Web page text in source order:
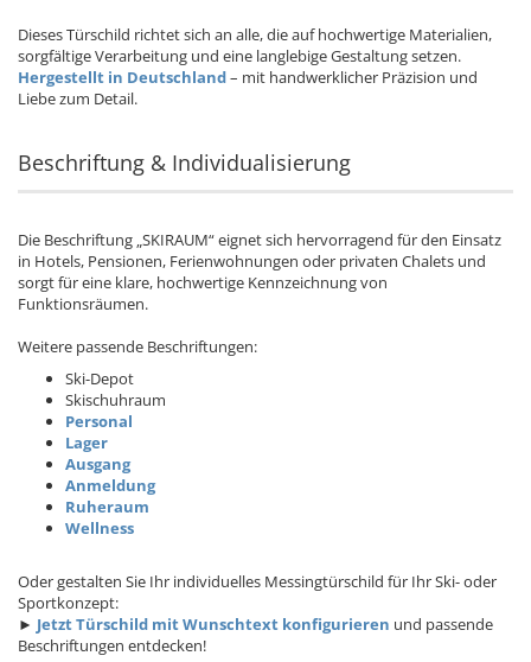
Dieses Türschild richtet sich an alle, die auf hochwertige Materialien,
sorgfältige Verarbeitung und eine langlebige Gestaltung setzen.
Hergestellt in Deutschland– mit handwerklicher Präzision und
Liebe zum Detail.
Beschriftung & Individualisierung
Die Beschriftung „SKIRAUM“ eignet sich hervorragend für den Einsatz
in Hotels, Pensionen, Ferienwohnungen oder privaten Chalets und
sorgt für eine klare, hochwertige Kennzeichnung von
Funktionsräumen.
Weitere passende Beschriftungen:
Ski-Depot
Skischuhraum
Personal
Lager
Ausgang
Anmeldung
Ruheraum
Wellness
Oder gestalten Sie Ihr individuelles Messingtürschild für Ihr Ski- oder
Sportkonzept:
► Jetzt Türschild mit Wunschtext konfigurieren und passende
Beschriftungen entdecken!